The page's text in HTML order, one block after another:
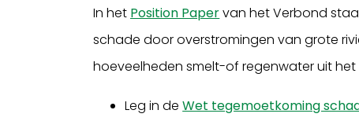
In het Position Papervan het Verbond
schade door overstromingen van grote
hoeveelheden smelt-of regenwater uit het
Leg in deWet tegemoetkoming